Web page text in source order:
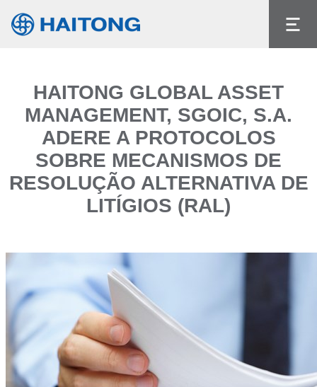
The current content does not exist in the
language you had selected.
HAITONG GLOBAL ASSET
MANAGEMENT, SGOIC, S.A.
ADERE A PROTOCOLOS
SOBRE MECANISMOS DE
RESOLUÇÃO ALTERNATIVA DE
LITÍGIOS (RAL)